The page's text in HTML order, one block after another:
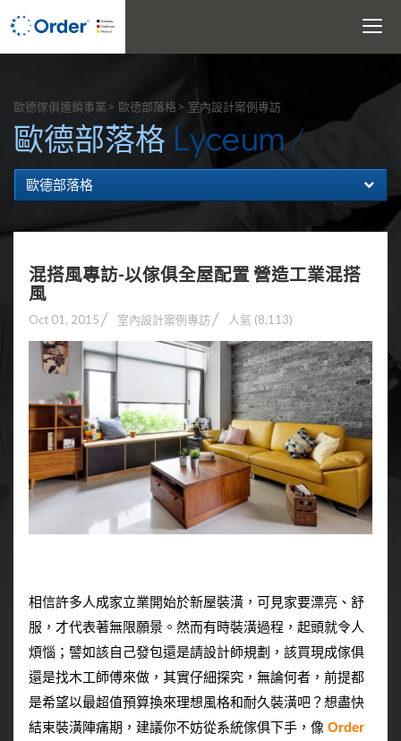
Toggle
歐德傢俱連鎖事業 歐德部落格 室內設計案例專訪
歐德部落格 Lyceum
歐德部落格
混搭風專訪-以傢俱全屋配置 營造工業混搭
風
Oct 01, 2015 室內設計案例專訪 人氣 (8,113)
相信許多人成家立業開始於新屋裝潢，可見家要漂亮、舒
服，才代表著無限願景。然而有時裝潢過程，起頭就令人
煩惱；譬如該自己發包還是請設計師規劃，該買現成傢俱
還是找木工師傅來做，其實仔細探究，無論何者，前提都
是希望以最超值預算換來理想風格和耐久裝潢吧？想盡快
結束裝潢陣痛期，建議你不妨從系統傢俱下手，像 Order